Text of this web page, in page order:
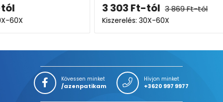
-tól 3 869 Ft-tól
Kiszerelés: 30X-60X
7 499
Kövessen minket
/azenpatikam
Hívjon minket
+3620 997 9977